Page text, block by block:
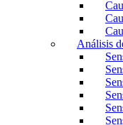
Análisis